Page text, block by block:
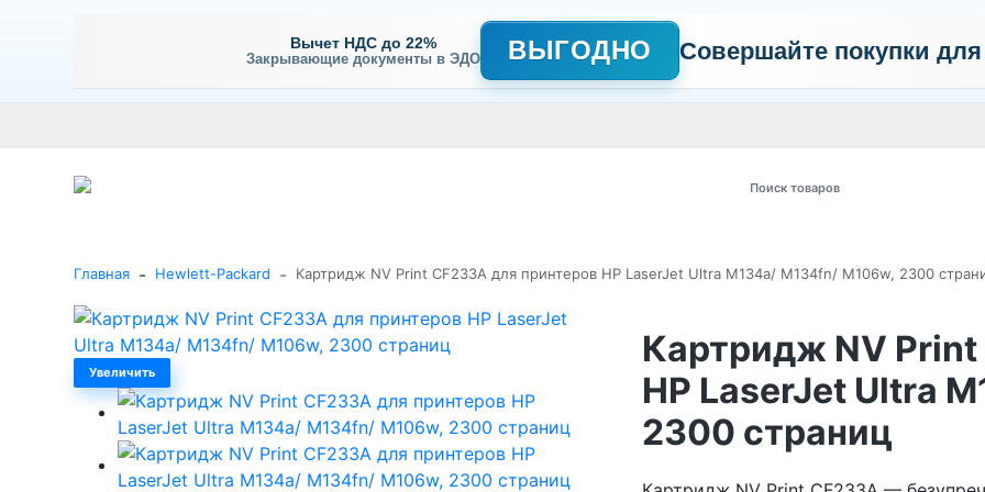
Вычет НДС до 22%
Закрывающие документы в ЭДО ВЫГОДНО Совершайте покупки
Главная - Hewlett-Packard - Картридж NV Print CF233A для принтеров HP LaserJet Ultra M134a/ M134fn/ M106w, 2300
Увеличить
Картридж NV Print
HP LaserJet Ultra
2300 страниц